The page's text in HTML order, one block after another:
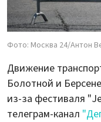
Фото: Москва 24/Антон
Движение
Болотной и
из-за фестиваля
телеграм-канал